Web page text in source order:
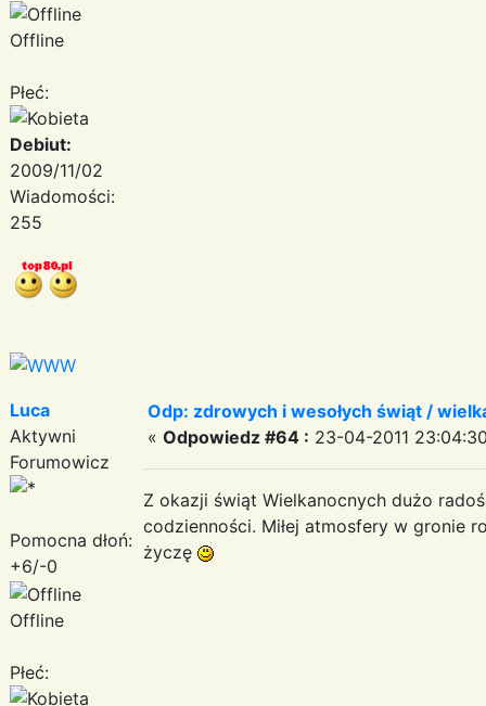
Offline
Płeć:
Debiut:
2009/11/02
Wiadomości:
255
Luca
Aktywni
Forumowicz
Pomocna dłoń:
+6/-0
Offline
Płeć:
Odp: zdrowych i wesołych świąt /
« Odpowiedz #64 : 23-04-2011
Z okazji świąt Wielkanocnych dużo
codzienności. Miłej atmosfery w gronie
życzę